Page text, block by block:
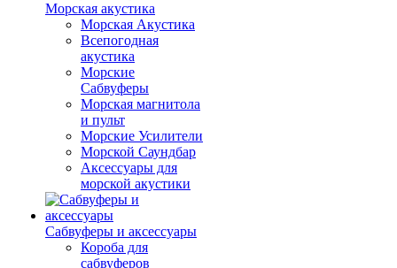
Морская акустика
Морская Акустика
Всепогодная
акустика
Морские
Сабвуферы
Морская магнитола
и пульт
Морские Усилители
Морской Cаундбар
Аксессуары для
морской акустики
Сабвуферы и аксессуары
Короба для
сабвуферов